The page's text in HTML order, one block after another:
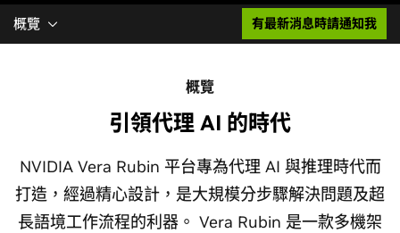
概覽 有最新消息時請通知我
概覽
引領代理 AI 的時代
NVIDIA Vera Rubin 平台專為代理 AI 與推理時代而
打造，經過精心設計，是大規模分步驟解決問題及超
長語境工作流程的利器。 Vera Rubin 是一款多機架